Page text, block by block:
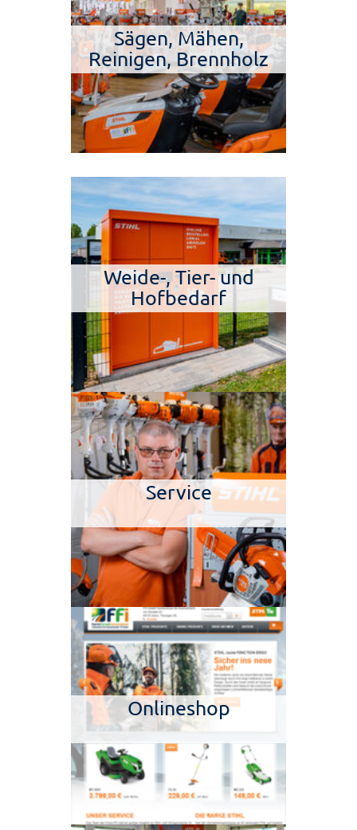
Sägen, Mähen,
Reinigen, Brennholz
Weide-, Tier- und
Hofbedarf
Service
Onlineshop